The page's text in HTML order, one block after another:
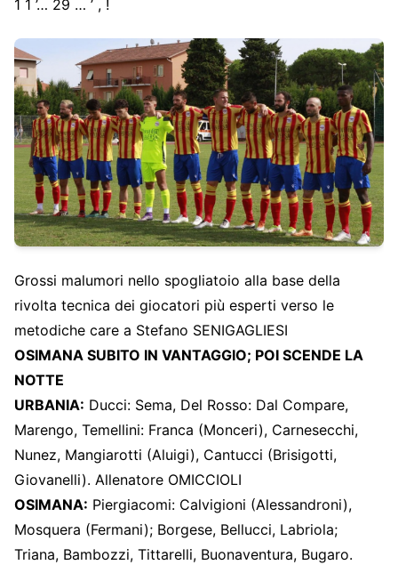
1 1 ’… 29 … ’ , !
Grossi malumori nello spogliatoio alla base della
rivolta tecnica dei giocatori più esperti verso le
metodiche care a Stefano SENIGAGLIESI
OSIMANA SUBITO IN VANTAGGIO; POI SCENDE LA
NOTTE
URBANIA: Ducci: Sema, Del Rosso: Dal Compare,
Marengo, Temellini: Franca (Monceri), Carnesecchi,
Nunez, Mangiarotti (Aluigi), Cantucci (Brisigotti,
Giovanelli). Allenatore OMICCIOLI
OSIMANA: Piergiacomi: Calvigioni (Alessandroni),
Mosquera (Fermani); Borgese, Bellucci, Labriola;
Triana, Bambozzi, Tittarelli, Buonaventura, Bugaro.